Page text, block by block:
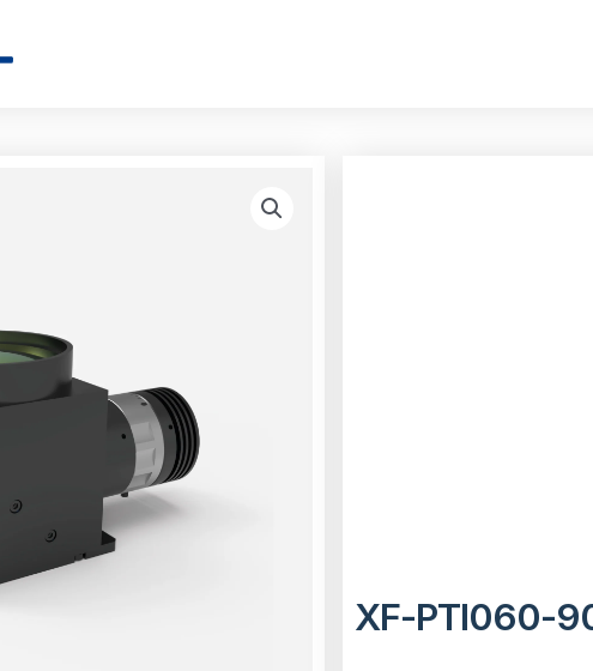
XF-PTI060-